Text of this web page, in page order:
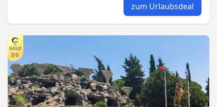
zum Urlaubsdeal